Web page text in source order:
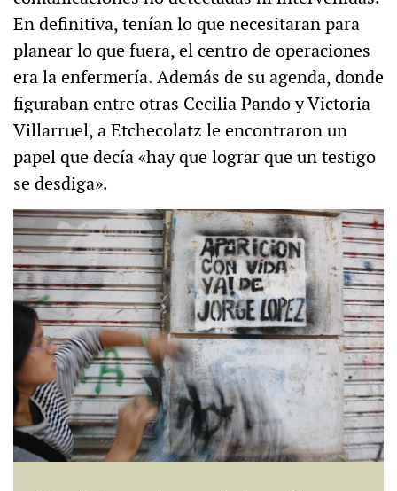
En definitiva, tenían lo que necesitaran para
planear lo que fuera, el centro de operaciones
era la enfermería. Además de su agenda, donde
figuraban entre otras Cecilia Pando y Victoria
Villarruel, a Etchecolatz le encontraron un
papel que decía «hay que lograr que un testigo
se desdiga».